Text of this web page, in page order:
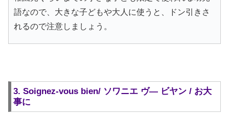
語なので、大きな子どもや大人に使うと、ドン引きさ
れるので注意しましょう。
3. Soignez-vous bien/ ソワニエ ヴ― ビヤン / お大
事に